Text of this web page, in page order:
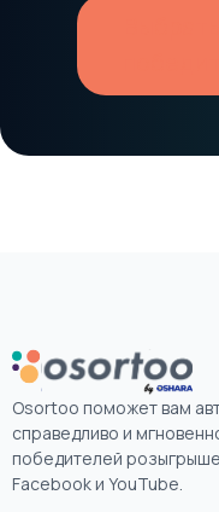
Osortoo поможет вам
справедливо и
победителей
Facebook и YouTube.